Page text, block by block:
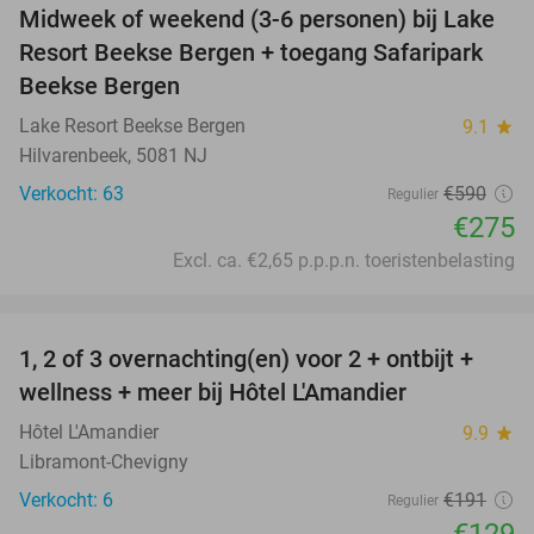
53%
Midweek of weekend (3-6 personen) bij Lake
Resort Beekse Bergen + toegang Safaripark
Beekse Bergen
Lake Resort Beekse Bergen 9.1 star
Hilvarenbeek, 5081 NJ
Verkocht: 63
Regulier €590
€275
Excl. ca. €2,65 p.p.p.n. toeristenbelasting
32%
TODAY
1, 2 of 3 overnachting(en) voor 2 + ontbijt +
wellness + meer bij Hôtel L'Amandier
Hôtel L'Amandier 9.9 star
Libramont-Chevigny
Verkocht: 6
Regulier €191